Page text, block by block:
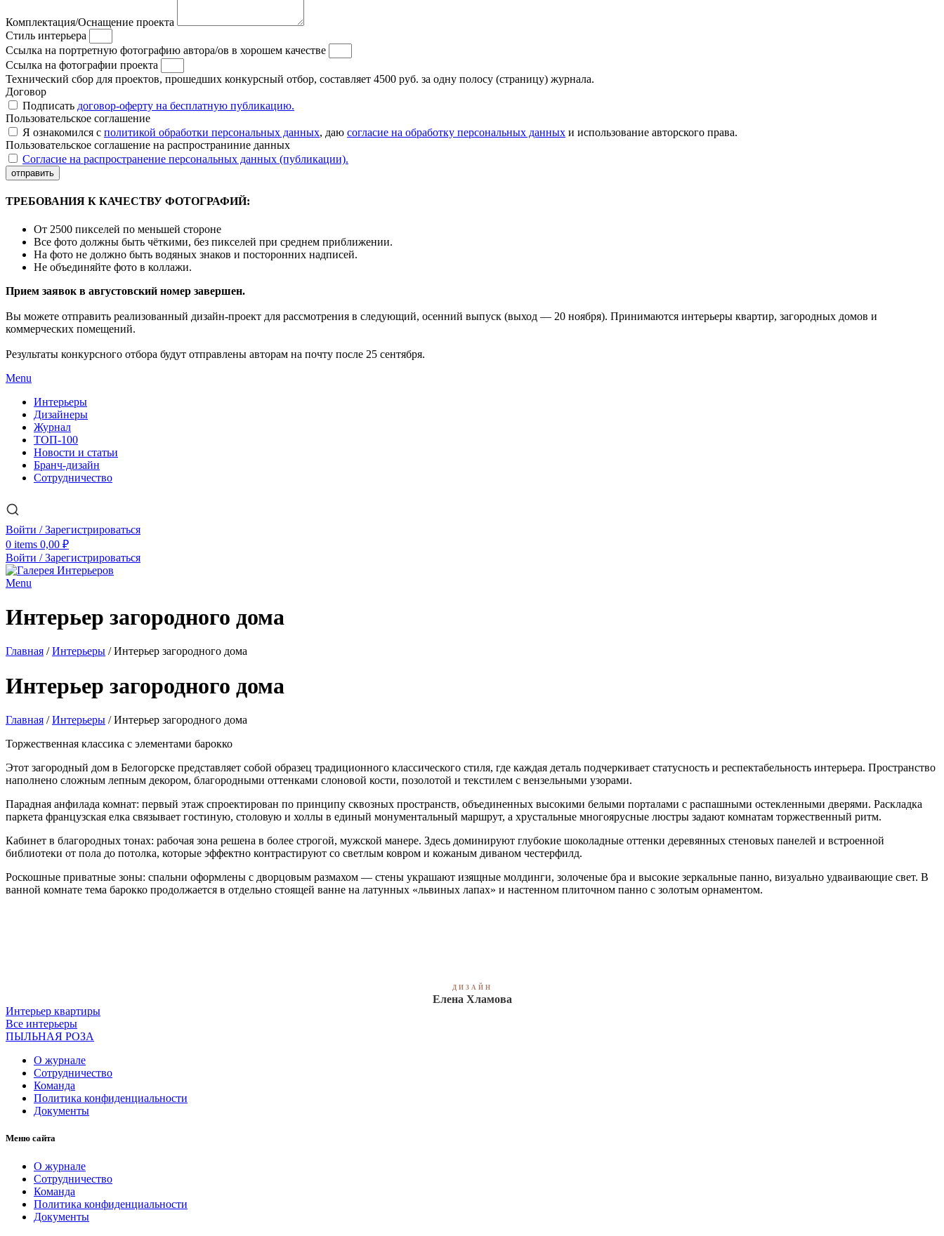
Комплектация/Оснащение проекта
Стиль интерьера
Ссылка на портретную фотографию автора/ов в хорошем качестве
Ссылка на фотографии проекта
Технический сбор для проектов, прошедших конкурсный отбор, составляет 4500 руб. за одну полосу (страницу) журнала.
Договор
Подписать договор-оферту на бесплатную публикацию.
Пользовательское соглашение
Я ознакомился с политикой обработки персональных данных, даю согласие на обработку персональных данных и использование авторского права.
Пользовательское соглашение на распространиние данных
Согласие на распространение персональных данных (публикации).
отправить
ТРЕБОВАНИЯ К КАЧЕСТВУ ФОТОГРАФИЙ:
От 2500 пикселей по меньшей стороне
Все фото должны быть чёткими, без пикселей при среднем приближении.
На фото не должно быть водяных знаков и посторонних надписей.
Не объединяйте фото в коллажи.
Прием заявок в августовский номер завершен.
Вы можете отправить реализованный дизайн-проект для рассмотрения в следующий, осенний выпуск (выход — 20 ноября). Принимаются интерьеры квартир, загородных домов и
коммерческих помещений.
Результаты конкурсного отбора будут отправлены авторам на почту после 25 сентября.
Menu
Интерьеры
Дизайнеры
Журнал
ТОП-100
Новости и статьи
Бранч-дизайн
Сотрудничество
Войти / Зарегистрироваться
0 items 0,00 ₽
Войти / Зарегистрироваться
Menu
Интерьер загородного дома
Главная /Интерьеры /Интерьер загородного дома
Интерьер загородного дома
Главная /Интерьеры /Интерьер загородного дома
Торжественная классика с элементами барокко
Этот загородный дом в Белогорске представляет собой образец традиционного классического стиля, где каждая деталь подчеркивает статусность и респектабельность интерьера. Пространство
наполнено сложным лепным декором, благородными оттенками слоновой кости, позолотой и текстилем с вензельными узорами.
Парадная анфилада комнат: первый этаж спроектирован по принципу сквозных пространств, объединенных высокими белыми порталами с распашными остекленными дверями. Раскладка
паркета французская елка связывает гостиную, столовую и холлы в единый монументальный маршрут, а хрустальные многоярусные люстры задают комнатам торжественный ритм.
Кабинет в благородных тонах: рабочая зона решена в более строгой, мужской манере. Здесь доминируют глубокие шоколадные оттенки деревянных стеновых панелей и встроенной
библиотеки от пола до потолка, которые эффектно контрастируют со светлым ковром и кожаным диваном честерфилд.
Роскошные приватные зоны: спальни оформлены с дворцовым размахом — стены украшают изящные молдинги, золоченые бра и высокие зеркальные панно, визуально удваивающие свет. В
ванной комнате тема барокко продолжается в отдельно стоящей ванне на латунных «львиных лапах» и настенном плиточном панно с золотым орнаментом.
ДИЗАЙН
Елена Хламова
Интерьер квартиры
Все интерьеры
ПЫЛЬНАЯ РОЗА
О журнале
Сотрудничество
Команда
Политика конфиденциальности
Документы
Меню сайта
О журнале
Сотрудничество
Команда
Политика конфиденциальности
Документы